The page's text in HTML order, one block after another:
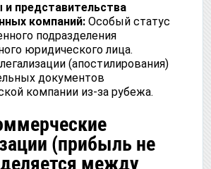
и представительства
компаний: Особый статус
подразделения
юридического лица.
(апостилирования)
документов
компании из-за рубежа.
(прибыль не
между